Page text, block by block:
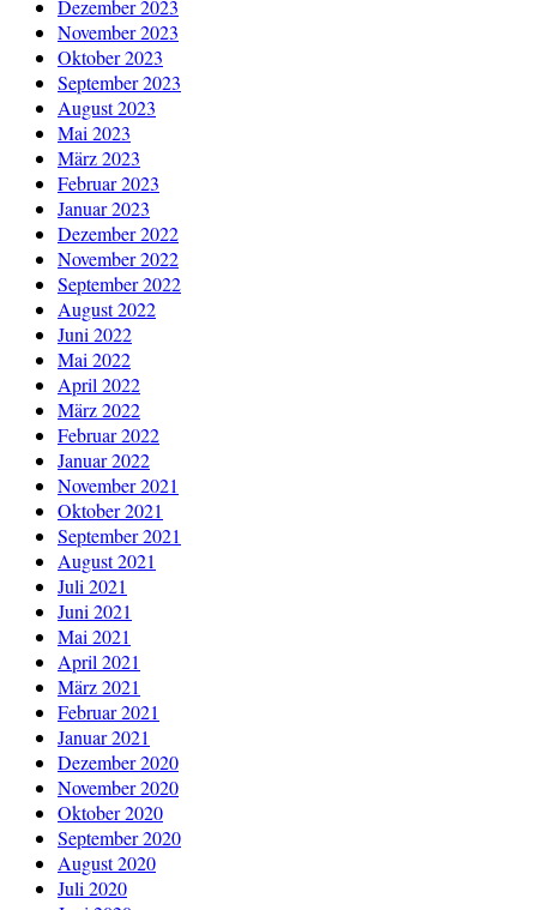
Dezember 2023
November 2023
Oktober 2023
September 2023
August 2023
Mai 2023
März 2023
Februar 2023
Januar 2023
Dezember 2022
November 2022
September 2022
August 2022
Juni 2022
Mai 2022
April 2022
März 2022
Februar 2022
Januar 2022
November 2021
Oktober 2021
September 2021
August 2021
Juli 2021
Juni 2021
Mai 2021
April 2021
März 2021
Februar 2021
Januar 2021
Dezember 2020
November 2020
Oktober 2020
September 2020
August 2020
Juli 2020